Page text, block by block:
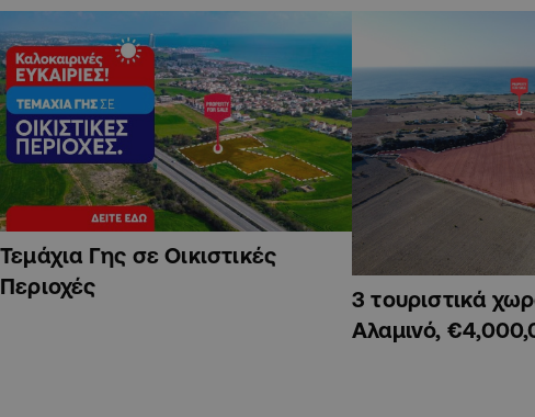
Τεμάχια Γης σε Οικιστικές
Περιοχές
3 τουριστικά
Αλαμινό,